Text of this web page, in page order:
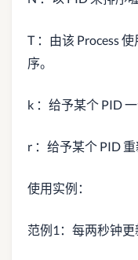
T ：由该 Process
序。
k ：给予某个 PID
r ：给予某个 PID 重
使用实例：
范例1：每两秒钟